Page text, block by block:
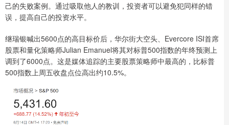
己的失败案例。通过吸取他人的教训，投资者可以避免犯同样的错
误，提高自己的投资水平。
继瑞银喊出5600点的高目标价后，华尔街大空头、Evercore ISI首席
股票和量化策略师Julian Emanuel将其对标普500指数的年终预测上
调到了6000点。这是媒体追踪的主要股票策略师中最高的，比标普
500指数上周五收盘点位高出约10.5%。